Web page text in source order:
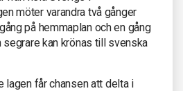
möter varandra två gånger
på hemmaplan och en gång
segrare kan krönas till svenska
lagen får chansen att delta i